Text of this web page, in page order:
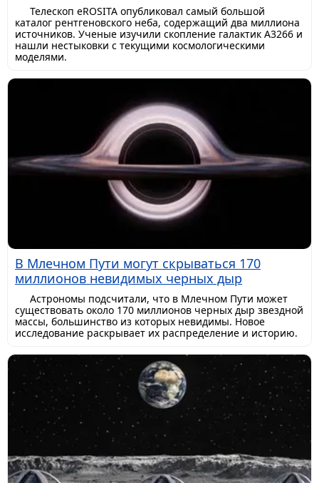
Телескоп eROSITA опубликовал самый большой
каталог рентгеновского неба, содержащий два миллиона
источников. Ученые изучили скопление галактик A3266 и
нашли нестыковки с текущими космологическими
моделями.
В Млечном Пути могут скрываться 170
миллионов невидимых черных дыр
Астрономы подсчитали, что в Млечном Пути может
существовать около 170 миллионов черных дыр звездной
массы, большинство из которых невидимы. Новое
исследование раскрывает их распределение и историю.